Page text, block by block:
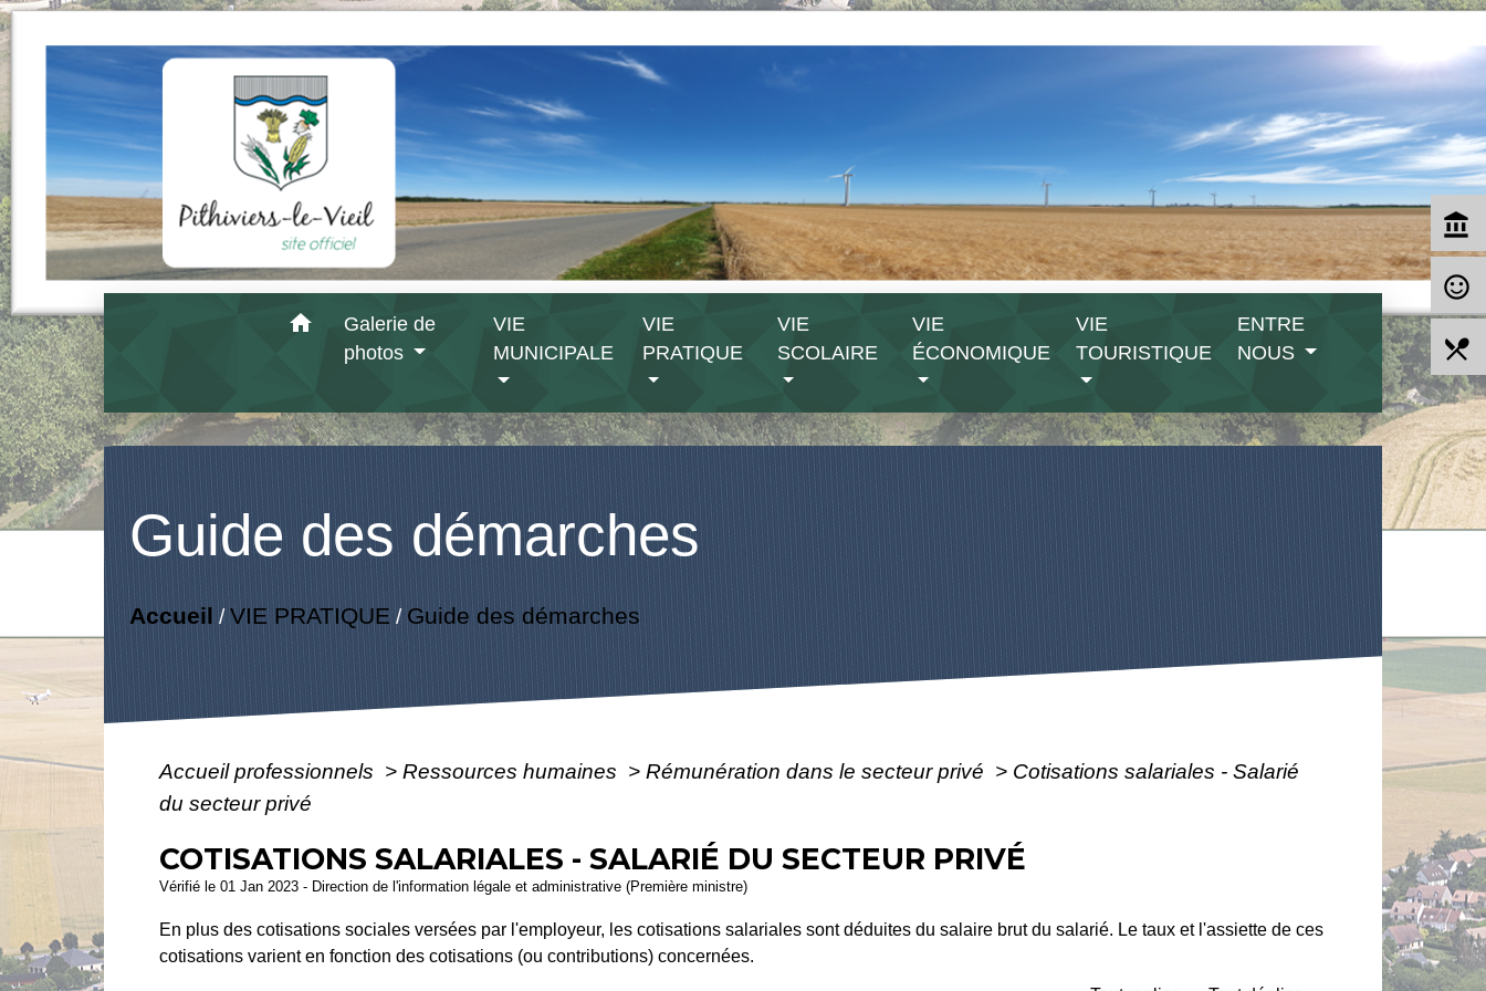
home
Galerie de
photos
VIE
MUNICIPALE
VIE
PRATIQUE
VIE
SCOLAIRE
VIE
ÉCONOMIQUE
VIE
TOURISTIQUE
ENTRE
NOUS
Guide des démarches
Accueil /VIE PRATIQUE/ Guide des démarches
Accueil professionnels > Ressources humaines > Rémunération dans le secteur privé > Cotisations salariales - Salarié
du secteur privé
COTISATIONS SALARIALES - SALARIÉ DU SECTEUR PRIVÉ
Vérifié le 01 Jan 2023 - Direction de l'information légale et administrative (Première ministre)
En plus des cotisations sociales versées par l'employeur, les cotisations salariales sont déduites du salaire brut du salarié. Le taux et l'assiette de ces
cotisations varient en fonction des cotisations (ou contributions) concernées.
account_balance
sentiment_satisfied_alt
local_dining